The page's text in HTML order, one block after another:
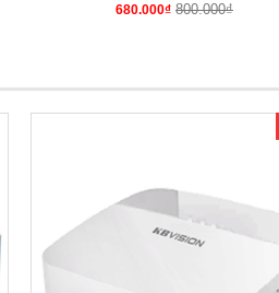
680.000₫ 800.000₫